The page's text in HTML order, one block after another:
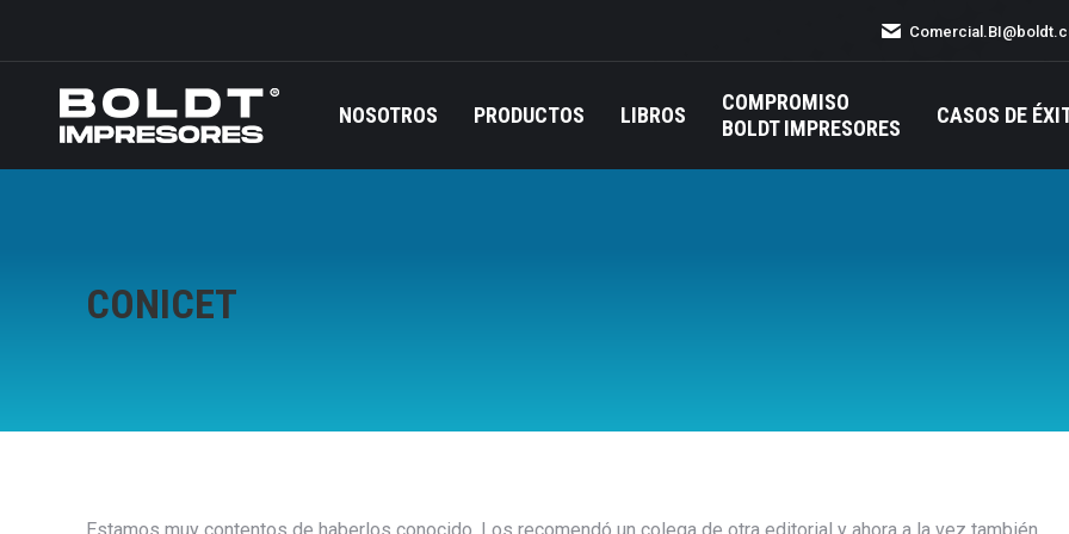
NOSOTROS PRODUCTOS LIBROS
COMPROMISO
BOLDT IMPRESORES
CASOS DE
CONICET